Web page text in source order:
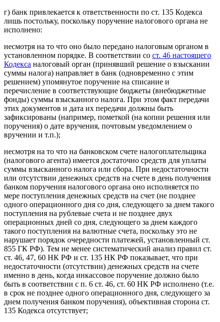
г) банк привлекается к ответственности по ст. 135 Кодекса
лишь постольку, поскольку поручение налогового органа не
исполнено:
несмотря на то что оно было передано налоговым органом в
установленном порядке. В соответствии со ст. 46 настоящего
Кодекса налоговый орган (принявший решение о взыскании
суммы налога) направляет в банк (одновременно с этим
решением) упомянутое поручение на списание и
перечисление в соответствующие бюджеты (внебюджетные
фонды) суммы взысканного налога. При этом факт передачи
этих документов и дата их передачи должны быть
зафиксированы (например, пометкой (на копии решения или
поручения) о дате вручения, почтовым уведомлением о
вручении и т.п.);
несмотря на то что на банковском счете налогоплательщика
(налогового агента) имеется достаточно средств для уплаты
суммы взысканного налога или сбора. При недостаточности
или отсутствии денежных средств на счете в день получения
банком поручения налогового органа оно исполняется по
мере поступления денежных средств на счет (не позднее
одного операционного дня со дня, следующего за днем такого
поступления на рублевые счета и не позднее двух
операционных дней со дня, следующего за днем каждого
такого поступления на валютные счета, поскольку это не
нарушает порядок очередности платежей, установленный ст.
855 ГК РФ). Тем не менее систематический анализ правил ст.
ст. 46, 47, 60 НК РФ и ст. 135 НК РФ показывает, что при
недостаточности (отсутствии) денежных средств на счете
именно в день, когда инкассовое поручение должно было
быть в соответствии с п. 6 ст. 46, ст. 60 НК РФ исполнено (т.е.
в срок не позднее одного операционного дня, следующего за
днем получения банком поручения), объективная сторона ст.
135 Кодекса отсутствует;